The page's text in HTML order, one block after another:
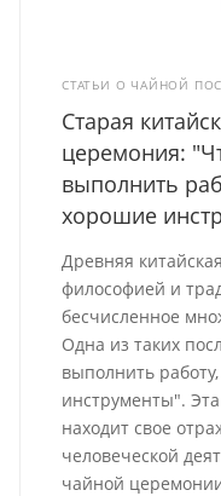
СТАТЬИ О ЧАЙНОЙ
Старая
церемония:
выполнить
хорошие
Древняя
философией и
бесчисленное
Одна из таких
выполнить
инструменты".
находит свое
человеческой
чайной